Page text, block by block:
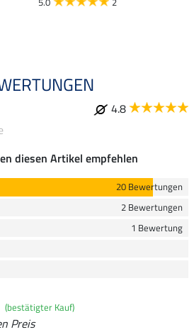
4.8
diesen Artikel empfehlen
20 Bewertungen
2 Bewertungen
1 Bewertung
(bestätigter Kauf)
Preis